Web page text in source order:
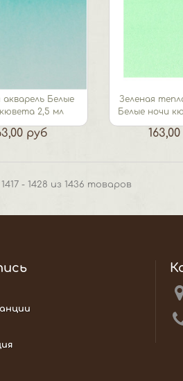
Белые
2,5 мл
руб
Зеленая
Белые ночи
- 1428 из 1436 товаров